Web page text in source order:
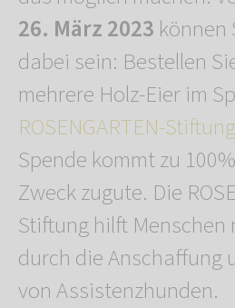
26. März 2023 können
dabei sein: Bestellen
mehrere Holz-Eier im
ROSENGARTEN-Stiftung
Spende kommt zu
Zweck zugute. Die
Stiftung hilft
durch die Anschaffung
von Assistenzhunden.